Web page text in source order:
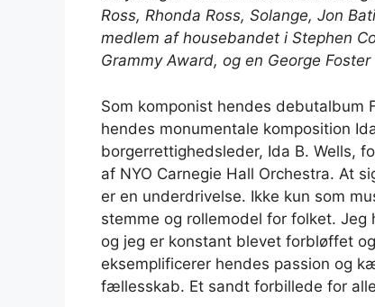
Ross, Rhonda Ross, Solange, Jon
medlem af housebandet i Stephen
Grammy Award, og en George
Som komponist hendes debutalbum
hendes monumentale komposition
borgerrettighedsleder, Ida B. Wells,
af NYO Carnegie Hall Orchestra. At
er en underdrivelse. Ikke kun som
stemme og rollemodel for folket.
og jeg er konstant blevet forbløffet
eksemplificerer hendes passion og
fællesskab. Et sandt forbillede for